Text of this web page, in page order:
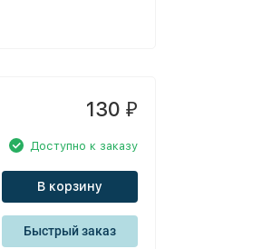
130 ₽
Доступно к заказу
В корзину
Быстрый заказ